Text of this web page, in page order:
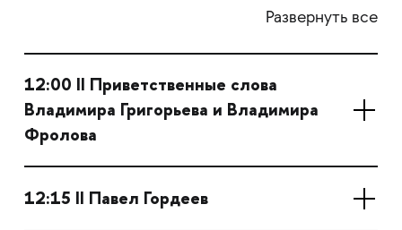
Развернуть все
12:00 II Приветственные слова
Владимира Григорьева и Владимира
Фролова
12:15 II Павел Гордеев